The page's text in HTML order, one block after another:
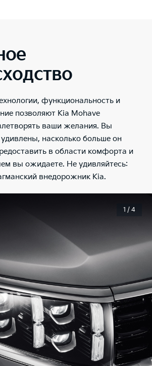
функциональность и
позволяют Kia Mohave
ваши желания. Вы
насколько больше он
в области комфорта и
вы ожидаете. Не удивляйтесь:
внедорожник Kia.
1 / 4